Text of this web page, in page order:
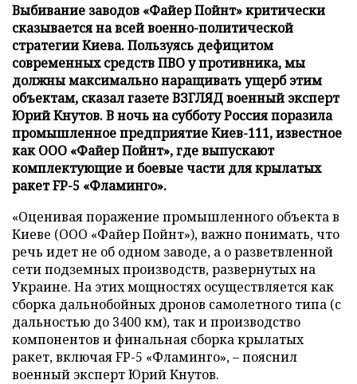
Выбивание заводов «Файер Пойнт» критически
сказывается на всей военно-политической
стратегии Киева. Пользуясь дефицитом
современных средств ПВО у противника, мы
должны максимально наращивать ущерб этим
объектам, сказал газете ВЗГЛЯД военный эксперт
Юрий Кнутов. В ночь на субботу Россия поразила
промышленное предприятие Киев-111, известное
как ООО «Файер Пойнт», где выпускают
комплектующие и боевые части для крылатых
ракет FP-5 «Фламинго».
«Оценивая поражение промышленного объекта в
Киеве (ООО «Файер Пойнт»), важно понимать, что
речь идет не об одном заводе, а о разветвленной
сети подземных производств, развернутых на
Украине. На этих мощностях осуществляется как
сборка дальнобойных дронов самолетного типа (с
дальностью до 3400 км), так и производство
компонентов и финальная сборка крылатых
ракет, включая FP-5 «Фламинго», – пояснил
военный эксперт Юрий Кнутов.